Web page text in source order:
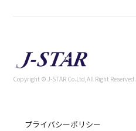
Copyright © J-STAR Co.Ltd,All Right Reserved.
プライバシーポリシー